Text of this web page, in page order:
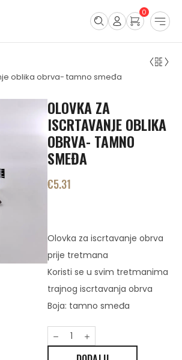
0
oblika obrva- tamno smeđa
OLOVKA ZA
ISCRTAVANJE OBLIKA
OBRVA- TAMNO
SMEĐA
€5.31
Olovka za iscrtavanje obrva
prije tretmana
Koristi se u svim tretmanima
trajnog iscrtavanja obrva
Boja: tamno smeđa